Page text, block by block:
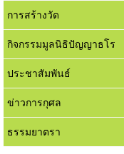
การสร้างวัด
กิจกรรมมูลนิธิปัญญาธโร
ประชาสัมพันธ์
ข่าวการกุศล
ธรรมยาตรา